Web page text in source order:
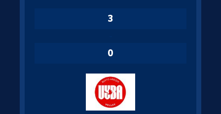
3
0